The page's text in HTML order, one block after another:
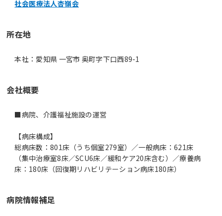
社会医療法人杏嶺会
所在地
本社：愛知県 一宮市 奥町字下口西89-1
会社概要
■病院、介護福祉施設の運営
【病床構成】
総病床数：801床（うち個室279室）／一般病床：621床
（集中治療室8床／SCU6床／緩和ケア20床含む）／療養病
床：180床（回復期リハビリテーション病床180床）
病院情報補足